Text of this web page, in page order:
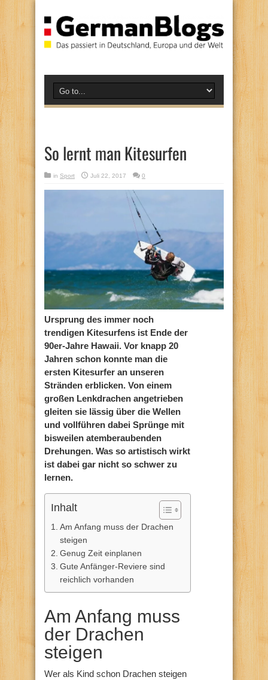
So lernt man Kitesurfen
in Sport Juli 22, 2017 0
Ursprung des immer noch
trendigen Kitesurfens ist Ende der
90er-Jahre Hawaii. Vor knapp 20
Jahren schon konnte man die
ersten Kitesurfer an unseren
Stränden erblicken. Von einem
großen Lenkdrachen angetrieben
gleiten sie lässig über die Wellen
und vollführen dabei Sprünge mit
bisweilen atemberaubenden
Drehungen. Was so artistisch wirkt
ist dabei gar nicht so schwer zu
lernen.
Inhalt
Am Anfang muss der Drachen
steigen
Genug Zeit einplanen
Gute Anfänger-Reviere sind
reichlich vorhanden
Am Anfang muss
der Drachen
steigen
Wer als Kind schon Drachen steigen